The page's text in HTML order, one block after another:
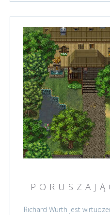
Richard Wurth jest